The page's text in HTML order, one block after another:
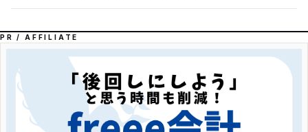
PR / AFFILIATE